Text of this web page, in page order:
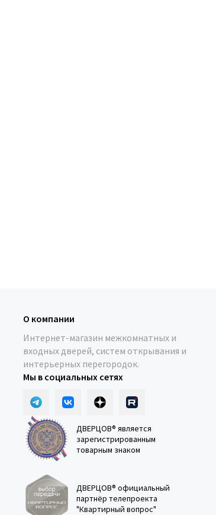
О компании
Интернет-магазин межкомнатных и
входных дверей, систем открывания и
интерьерных перегородок.
Мы в социальных сетях
ДВЕРЦОВ® является
зарегистрированным
товарным знаком
ДВЕРЦОВ® официальный
партнёр телепроекта
"Квартирный вопрос"